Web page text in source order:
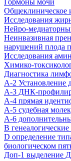
Общеклиническое
Исследования
Нейро-
Неинвазивная
нарушений плода
Исследования
Химико-
Диагностика
А-2 Установление
А-3 ДНК-
А-4 прямая
А-5 судебная
А-6
В
D определение
биологическом
Доп-1 выделение